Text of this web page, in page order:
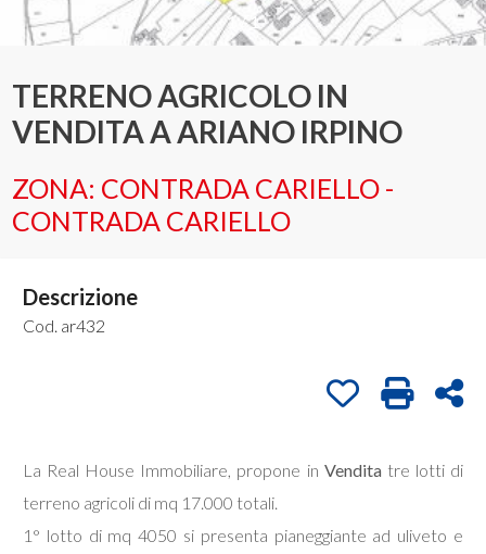
1/1
TERRENO AGRICOLO IN
VENDITA A ARIANO IRPINO
ZONA: CONTRADA CARIELLO -
CONTRADA CARIELLO
Descrizione
Cod. ar432
Stampa:
Preferiti: Cod.
La Real House Immobiliare, propone in Venditatre lotti di
terreno agricoli di mq 17.000 totali.
1° lotto di mq 4050 si presenta pianeggiante ad uliveto e
Provincia
Comune
Tipologia
-
Residenziali
Commerciali